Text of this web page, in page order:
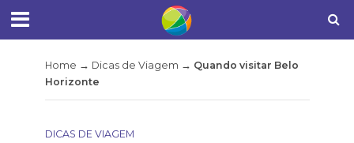
Home → Dicas de Viagem → Quando visitar Belo
Horizonte
DICAS DE VIAGEM